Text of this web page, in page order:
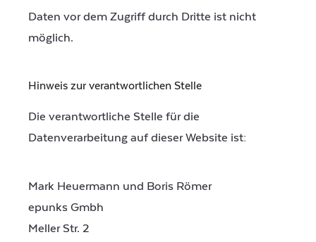
Daten vor dem Zugriff durch Dritte ist nicht
möglich.
Hinweis zur verantwortlichen Stelle
Die verantwortliche Stelle für die
Datenverarbeitung auf dieser Website ist:
Mark Heuermann und Boris Römer
epunks Gmbh
Meller Str. 2